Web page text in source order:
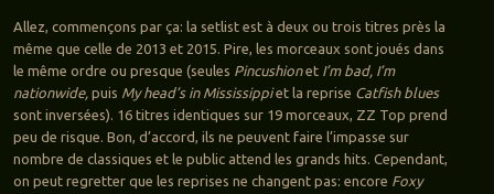
Allez, commençons par ça: la setlist est à deux ou trois titres près la
même que celle de 2013 et 2015. Pire, les morceaux sont joués dans
le même ordre ou presque (seules Pincushionet I’m bad, I’m
nationwide,puis My head’s in Mississippiet la reprise Catfish blues
sont inversées). 16 titres identiques sur 19 morceaux, ZZ Top prend
peu de risque. Bon, d’accord, ils ne peuvent faire l’impasse sur
nombre de classiques et le public attend les grands hits. Cependant,
on peut regretter que les reprises ne changent pas: encore Foxy